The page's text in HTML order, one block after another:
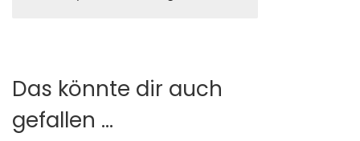
Das könnte dir auch
gefallen …